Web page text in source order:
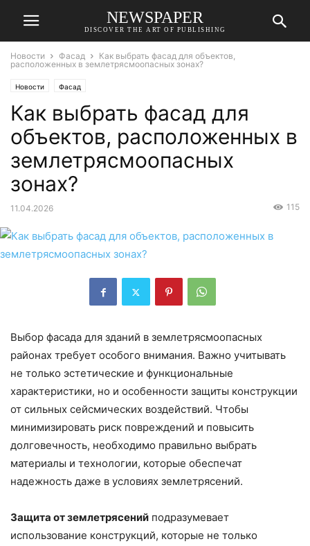
NEWSPAPER
DISCOVER THE ART OF PUBLISHING
Новости Фасад
Как выбрать фасад для объектов,
расположенных в землетрясмоопасных зонах?
Новости Фасад
Как выбрать фасад для
объектов, расположенных в
землетрясмоопасных
зонах?
11.04.2026 115
Выбор фасада для зданий в землетрясмоопасных
районах требует особого внимания. Важно учитывать
не только эстетические и функциональные
характеристики, но и особенности защиты конструкции
от сильных сейсмических воздействий. Чтобы
минимизировать риск повреждений и повысить
долговечность, необходимо правильно выбрать
материалы и технологии, которые обеспечат
надежность даже в условиях землетрясений.
Защита от землетрясений подразумевает
использование конструкций, которые не только